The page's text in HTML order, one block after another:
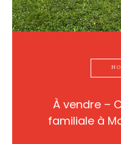
À vendre –
familiale à